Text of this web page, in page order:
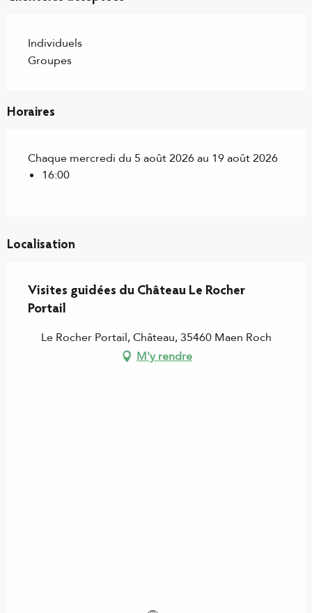
Individuels
Groupes
Horaires
Chaque mercredi du 5 août 2026 au 19 août 2026
16:00
Localisation
Visites guidées du Château Le Rocher
Portail
Le Rocher Portail, Château, 35460 Maen Roch
M'y rendre